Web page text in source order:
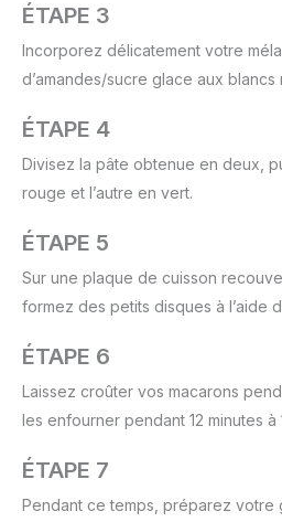
ÉTAPE 3
Incorporez délicatement votre
d’amandes/sucre glace aux blancs
ÉTAPE 4
Divisez la pâte obtenue en deux,
rouge et l’autre en vert.
ÉTAPE 5
Sur une plaque de cuisson
formez des petits disques à l’aide
ÉTAPE 6
Laissez croûter vos macarons
les enfourner pendant 12 minutes à
ÉTAPE 7
Pendant ce temps, préparez votre